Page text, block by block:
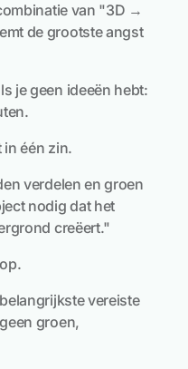
van "3D →
de grootste angst
je geen ideeën hebt:
in één zin.
verdelen en groen
nodig dat het
creëert."
vereiste
groen,